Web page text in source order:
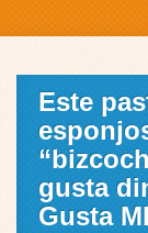
Este
gusta
Gusta